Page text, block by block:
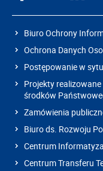
Biuro Ochrony
Ochrona Danych
Postępowanie w
Projekty
środków
Zamówienia
Biuro ds. Rozwoju
Centrum
Centrum Transferu